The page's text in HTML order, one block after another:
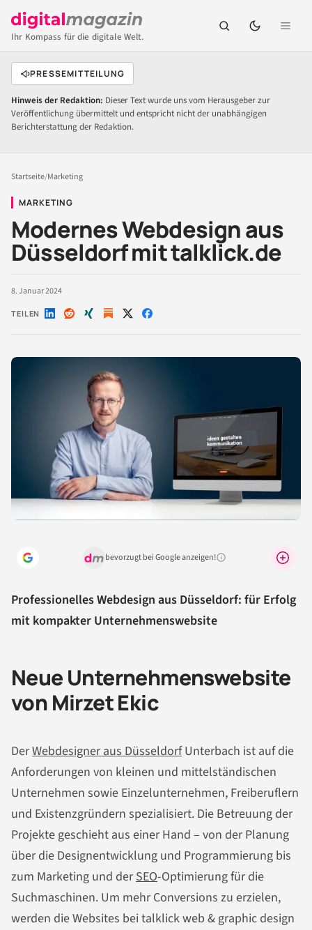
Ihr Kompass für die digitale Welt.
PRESSEMITTEILUNG
Hinweis der Redaktion: Dieser Text wurde uns vom Herausgeber zur
Veröffentlichung übermittelt und entspricht nicht der unabhängigen
Berichterstattung der Redaktion.
Startseite/Marketing
MARKETING
Modernes Webdesign aus
Düsseldorf mit talklick.de
8. Januar 2024
TEILEN Auf Auf Auf Auf Auf
bevorzugt bei Google anzeigen!Warum lohnt sich das?
Professionelles Webdesign aus Düsseldorf: für Erfolg
mit kompakter Unternehmenswebsite
Neue Unternehmenswebsite
von Mirzet Ekic
DerWebdesigner aus DüsseldorfUnterbach ist auf die
Anforderungen von kleinen und mittelständischen
Unternehmen sowie Einzelunternehmen, Freiberuflern
und Existenzgründern spezialisiert. Die Betreuung der
Projekte geschieht aus einer Hand – von der Planung
über die Designentwicklung und Programmierung bis
zum Marketing und derSEO-Optimierung für die
Suchmaschinen. Um mehr Conversions zu erzielen,
werden die Websites bei talklick web & graphic design